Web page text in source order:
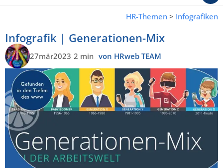
HR-Themen > Infografiken
Infografik | Generationen-Mix
27mär2023 2 min von HRweb TEAM